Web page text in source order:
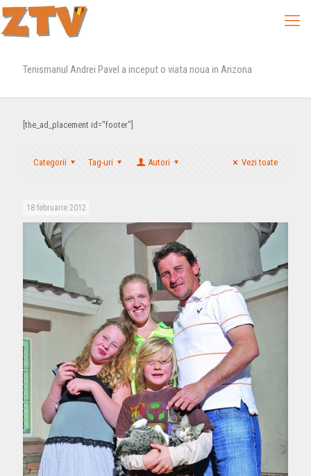
Tenismanul Andrei Pavel a inceput o viata noua in Arizona
[the_ad_placement id="footer"]
Categorii Tag-uri Autori Vezi toate
18 februarie 2012